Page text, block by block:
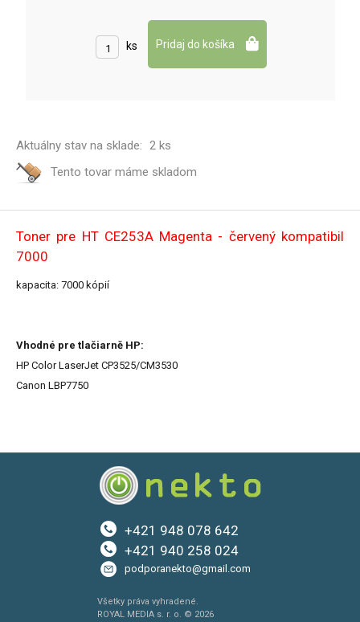
ks
Aktuálny stav na sklade: 2 ks
Tento tovar máme skladom
Toner pre HT CE253A Magenta - červený kompatibil
7000
kapacita: 7000 kópií
Vhodné pre tlačiarně HP:
HP Color LaserJet CP3525/CM3530
Canon LBP7750
+421 948 078 642
+421 940 258 024
podporanekto@gmail.com
Všetky práva vyhradené.
ROYAL MEDIA s. r. o. © 2026